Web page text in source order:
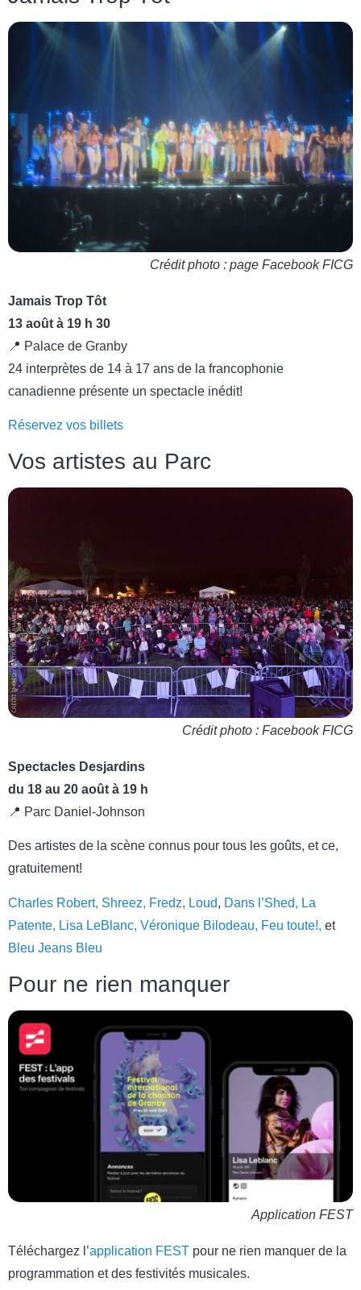
Crédit photo : page Facebook FICG
Jamais Trop Tôt
13 août à 19 h 30
📍 Palace de Granby
24 interprètes de 14 à 17 ans de la francophonie
canadienne présente un spectacle inédit!
Réservez vos billets
Vos artistes au Parc
Crédit photo : Facebook FICG
Spectacles Desjardins
du 18 au 20 août à 19 h
📍 Parc Daniel-Johnson
Des artistes de la scène connus pour tous les goûts, et ce,
gratuitement!
Charles Robert, Shreez, Fredz, Loud, Dans l’Shed, La
Patente, Lisa LeBlanc, Véronique Bilodeau, Feu toute!, et
Bleu Jeans Bleu
Pour ne rien manquer
Application FEST
Téléchargez l’application FEST pour ne rien manquer de la
programmation et des festivités musicales.